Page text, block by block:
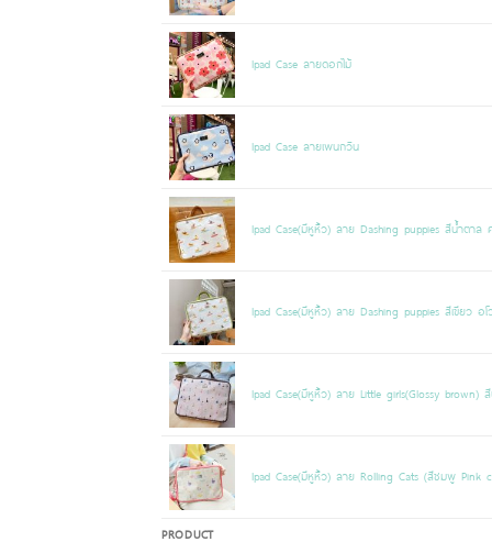
Ipad Case ลายดอกไม้
Ipad Case ลายเพนกวิน
Ipad Case(มีหูหิ้ว) ลาย Dashing puppies สีน้ำตาล
Ipad Case(มีหูหิ้ว) ลาย Dashing puppies สีเขียว อโ
Ipad Case(มีหูหิ้ว) ลาย Little girls(Glossy brown)
Ipad Case(มีหูหิ้ว) ลาย Rolling Cats (สีชมพู Pink
PRODUCT